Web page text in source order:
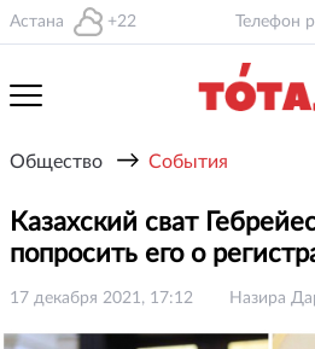
Астана +22 Телефон
Общество → События
Казахский сват
попросить его о
17 декабря 2021, 17:12 Назира